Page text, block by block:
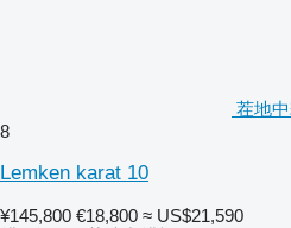
茬地
8
Lemken karat 10
¥145,800 €18,800 ≈ US$21,590